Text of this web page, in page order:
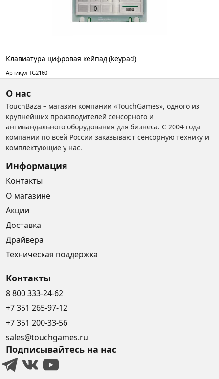
Клавиатура цифровая кейпад (keypad)
Артикул TG2160
О нас
TouchBaza – магазин компании «TouchGames», одного из
крупнейших производителей сенсорного и
антивандального оборудования для бизнеса. С 2004 года
компании по всей России заказывают сенсорную технику и
комплектующие у нас.
Информация
Контакты
О магазине
Акции
Доставка
Драйвера
Техническая поддержка
Контакты
8 800 333-24-62
+7 351 265-97-12
+7 351 200-33-56
sales@touchgames.ru
Подписывайтесь на нас